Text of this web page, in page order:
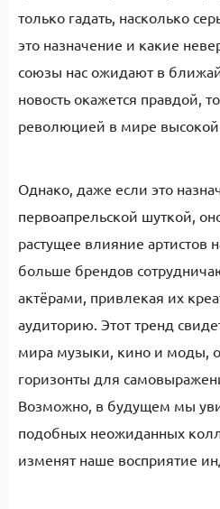
только гадать, насколько
это назначение и какие
союзы нас ожидают в
новость окажется правдой,
революцией в мире
Однако, даже если это
первоапрельской шуткой,
растущее влияние артистов
больше брендов
актёрами, привлекая их
аудиторию. Этот тренд
мира музыки, кино и моды,
горизонты для
Возможно, в будущем мы
подобных неожиданных
изменят наше восприятие